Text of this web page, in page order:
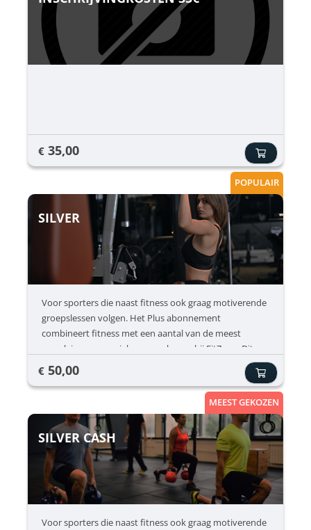
€ 35,00
POPULAIR
SILVER
Voor sporters die naast fitness ook graag motiverende
groepslessen volgen. Het Plus abonnement
combineert fitness met een aantal van de meest
populaire en energieke groepslessen bij FitZone. Dit
abonnement is ideaal voor leden die afwisseling willen
in hun trainingen en graag in groep sporten.
Groepslessen zorgen vaak voor extra motivatie, meer
energie tijdens het sporten en een leuke sfeer in de
club. Inclusief ✔ Onbeperkt fitness ✔ Spinning ✔ HIIT
trainingen ✔ Fitboxing Niet inbegrepen ❌
€ 50,00
MEEST GEKOZEN
SILVER CASH
Voor sporters die naast fitness ook graag motiverende